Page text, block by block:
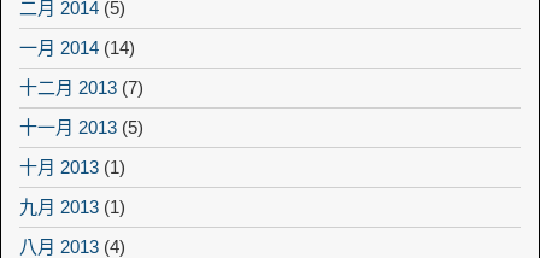
二月 2014 (5)
一月 2014 (14)
十二月 2013 (7)
十一月 2013 (5)
十月 2013 (1)
九月 2013 (1)
八月 2013 (4)